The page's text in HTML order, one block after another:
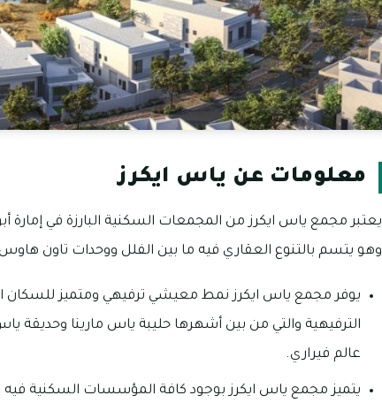
معلومات عن ياس ايكرز
يعتبر مجمع ياس ايكرز من المجمعات السكنية البارزة في إمارة
وهو يتسم بالتنوع العقاري فيه ما بين الفلل ووحدات تاون هاوس
يوفر مجمع ياس ايكرز نمط معيشي ترفيهي ومتميز للسكان
الترفيهية والتي من بين أشهرها حليبة ياس مارينا وحديقة
عالم فيراري.
يتميز مجمع ياس ايكرز بوجود كافة المؤسسات السكنية